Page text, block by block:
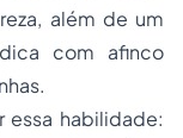
além de um
com afinco
essa habilidade: